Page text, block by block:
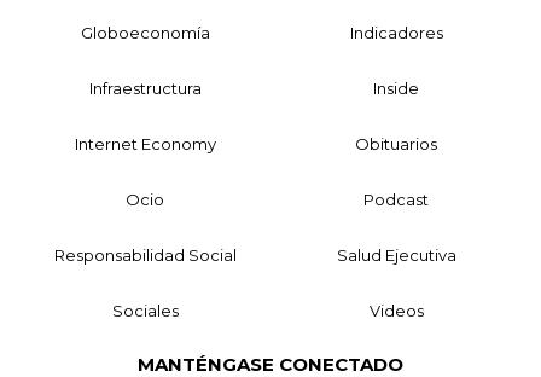
Globoeconomía Indicadores
Infraestructura Inside
Internet Economy Obituarios
Ocio Podcast
Responsabilidad Social Salud Ejecutiva
Sociales Videos
MANTÉNGASE CONECTADO